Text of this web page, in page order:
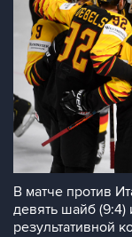
В матче против
девять шайб (9:4)
результативной